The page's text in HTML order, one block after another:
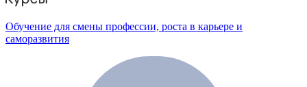
Обучение для смены профессии, роста в карьере и
саморазвития